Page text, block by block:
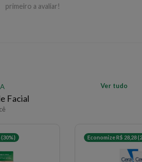
no rosto seco ou molhado,
primeiro a avaliar!
Facial
Ver tudo
Economize R$ 28,28